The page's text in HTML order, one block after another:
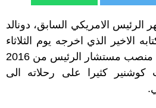
الامريكي السابق، دونالد
الاخير الذي اخرجه يوم الثلاثاء
الماضي، حول فترة توليه منصب مستشار الرئيس من 2016
كوشنير كثيرا على رحلاته الى